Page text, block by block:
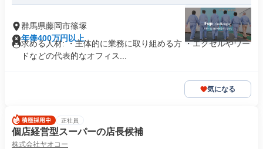
群馬県藤岡市篠塚
年俸400万円以上
求める人材: ・主体的に業務に取り組める方 ・エクセルやワー
ドなどの代表的なオフィス...
気になる
正社員
個店経営型スーパーの店長候補
株式会社ヤオコー